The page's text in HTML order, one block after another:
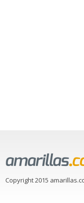
Copyright 2015